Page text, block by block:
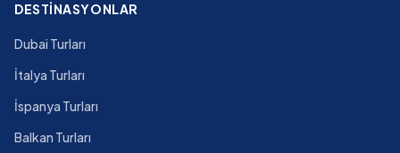
DESTINASYONLAR
Dubai Turları
İtalya Turları
İspanya Turları
Balkan Turları